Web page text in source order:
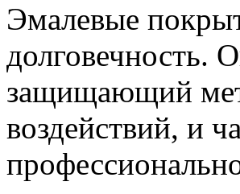
Эмалевые
долговечность.
защищающий
воздействий, и